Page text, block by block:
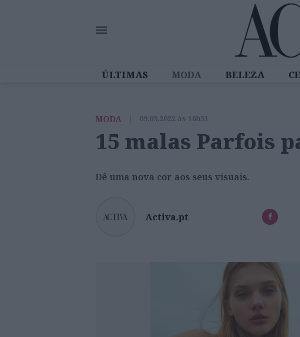
ÚLTIMAS MODA BELEZA
MODA | 09.03.2022 às 16h51
15 malas Parfois
Dê uma nova cor aos seus visuais.
Activa.pt